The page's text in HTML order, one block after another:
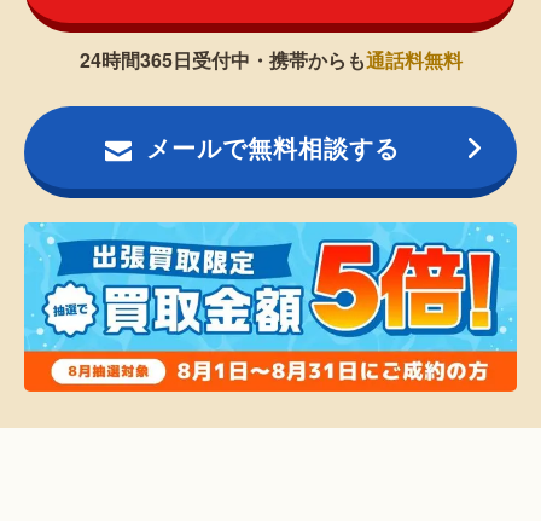
24時間365日受付中・携帯からも通話料無料
メールで無料相談する